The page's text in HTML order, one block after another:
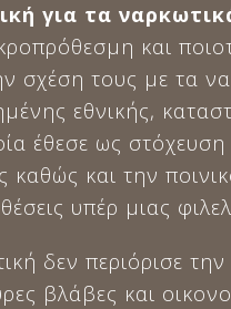
για τα
και
σχέση τους με τα
εθνικής,
έθεσε ως
καθώς και την
υπέρ μιας
δεν περιόρισε
βλάβες και